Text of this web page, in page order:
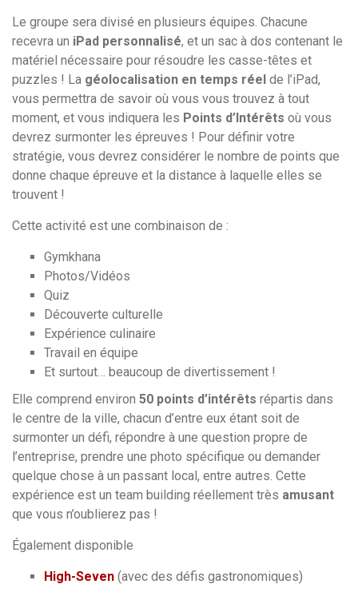
Le groupe sera divisé en plusieurs équipes. Chacune
recevra un iPad personnalisé, et un sac à dos contenant le
matériel nécessaire pour résoudre les casse-têtes et
puzzles ! La géolocalisation en temps réel de l’iPad,
vous permettra de savoir où vous vous trouvez à tout
moment, et vous indiquera les Points d’Intérêts où vous
devrez surmonter les épreuves ! Pour définir votre
stratégie, vous devrez considérer le nombre de points que
donne chaque épreuve et la distance à laquelle elles se
trouvent !
Cette activité est une combinaison de :
Gymkhana
Photos/Vidéos
Quiz
Découverte culturelle
Expérience culinaire
Travail en équipe
Et surtout… beaucoup de divertissement !
Elle comprend environ 50 points d’intérêts répartis dans
le centre de la ville, chacun d’entre eux étant soit de
surmonter un défi, répondre à une question propre de
l’entreprise, prendre une photo spécifique ou demander
quelque chose à un passant local , entre autres. Cette
expérience est un team building réellement très amusant
que vous n’oublierez pas !
Également disponible
High-Seven (avec des défis gastronomiques)